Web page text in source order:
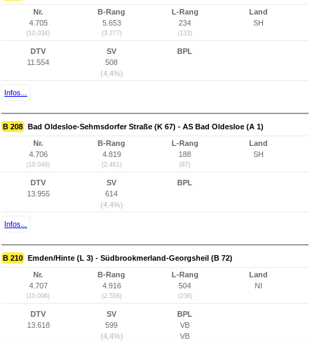
Nr.
4.705
(10.034)
B-Rang
5.653
(3.277)
L-Rang
234
(133)
Land
SH
DTV
11.554
SV
508
(4,4%)
BPL
Infos...
B 208 Bad Oldesloe-Sehmsdorfer Straße (K 67) - AS Bad Oldesloe (A 1)
Nr.
4.706
(10.048)
B-Rang
4.819
(2.461)
L-Rang
188
(87)
Land
SH
DTV
13.955
SV
614
(4,4%)
BPL
Infos...
B 210 Emden/Hinte (L 3) - Südbrookmerland-Georgsheil (B 72)
Nr.
4.707
(10.096)
B-Rang
4.916
(2.556)
L-Rang
504
(238)
Land
NI
DTV
13.618
SV
599
(4,4%)
BPL
VB
VB